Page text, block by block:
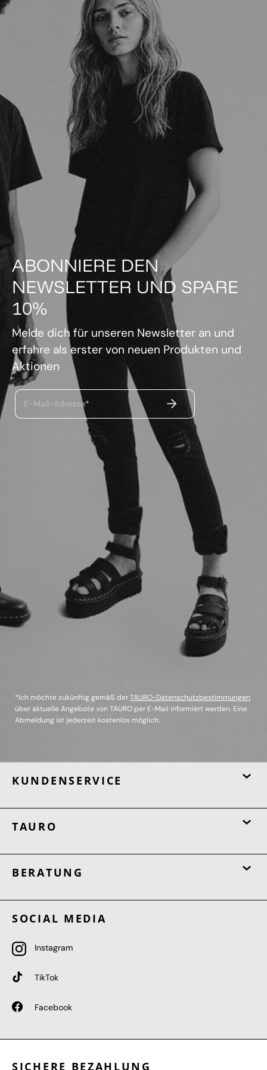
ABONNIERE DEN
NEWSLETTER UND SPARE
10%
Melde dich für unseren Newsletter an und
erfahre als erster von neuen Produkten und
Aktionen
E-Mail-Adresse* ABSENDEN
*Ich möchte zukünftig gemäß derTAURO-Datenschutzbestimmungen
über aktuelle Angebote von TAURO per E-Mail informiert werden. Eine
Abmeldung ist jederzeit kostenlos möglich.
KUNDENSERVICE
TAURO
BERATUNG
SOCIAL MEDIA
Instagram
TikTok
Facebook
SICHERE BEZAHLUNG